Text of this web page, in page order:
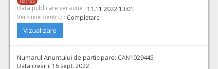
Data publicare versiune : 11.11.2022 13:01
Versiune pentru: : Completare
Vizualizare
Numarul Anuntului de participare: CAN1029445
Data crearii: 16 sept. 2022